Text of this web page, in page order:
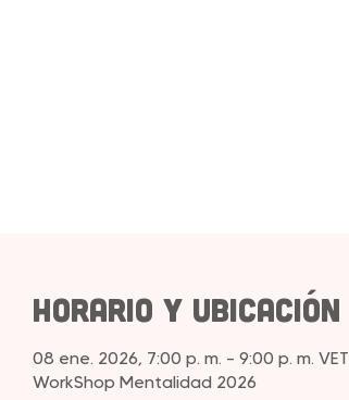
Horario y ubicación
08 ene. 2026, 7:00 p. m. – 9:00 p. m. VET
WorkShop Mentalidad 2026